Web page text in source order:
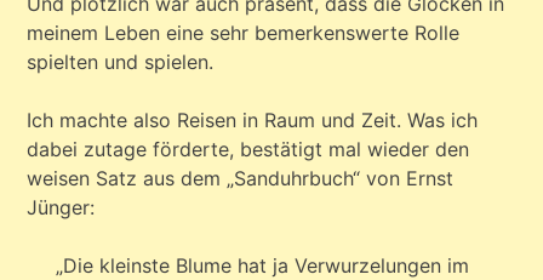
meinem Leben eine sehr bemerkenswerte Rolle
spielten und spielen.
Ich machte also Reisen in Raum und Zeit. Was ich
dabei zutage förderte, bestätigt mal wieder den
weisen Satz aus dem „Sanduhrbuch“ von Ernst
Jünger:
„Die kleinste Blume hat ja Verwurzelungen im